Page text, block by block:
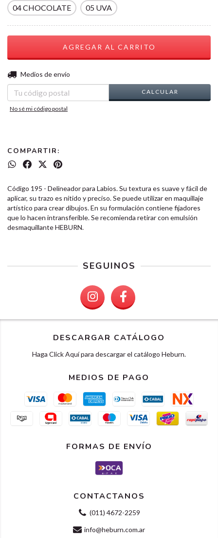
04 CHOCOLATE 05 UVA
Entregas para el CP:
Medios de envío
CALCULAR
No sé mi código postal
COMPARTIR:
Código 195 - Delineador para Labios. Su textura es suave y fácil de
aplicar, su trazo es nítido y preciso. Se puede utilizar en maquillaje
artístico para crear dibujos. En su formulación contiene fijadores
que lo hacen intransferible. Se recomienda retirar con emulsión
desmaquillante HEBURN.
SEGUINOS
DESCARGAR CATÁLOGO
Haga Click Aquí para descargar el catálogo Heburn.
MEDIOS DE PAGO
FORMAS DE ENVÍO
CONTACTANOS
(011) 4672-2259
info@heburn.com.ar